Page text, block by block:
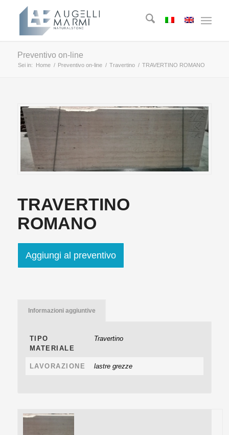
Preventivo on-line
Sei in: Home / Preventivo on-line / Travertino / TRAVERTINO ROMANO
TRAVERTINO
ROMANO
Aggiungi al preventivo
Informazioni aggiuntive
TIPO
MATERIALE
Travertino
LAVORAZIONE lastre grezze